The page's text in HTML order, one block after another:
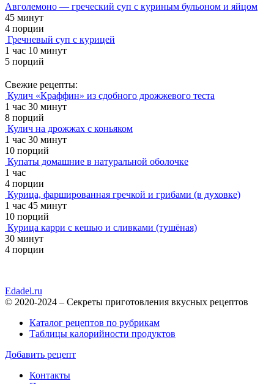
Авголемоно — греческий суп с куриным бульоном и яйцом
45 минут
4 порции
Гречневый суп с курицей
1 час 10 минут
5 порций
Свежие рецепты:
Кулич «Краффин» из сдобного дрожжевого теста
1 час 30 минут
8 порций
Кулич на дрожжах с коньяком
1 час 30 минут
10 порций
Купаты домашние в натуральной оболочке
1 час
4 порции
Курица, фаршированная гречкой и грибами (в духовке)
1 час 45 минут
10 порций
Курица карри с кешью и сливками (тушёная)
30 минут
4 порции
Edadel.ru
© 2020-2024 – Секреты приготовления вкусных рецептов
Каталог рецептов по рубрикам
Таблицы калорийности продуктов
Добавить рецепт
Контакты